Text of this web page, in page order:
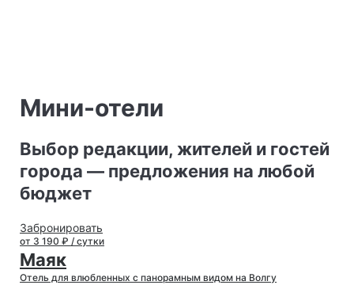
Мини-отели
Выбор редакции, жителей и гостей
города — предложения на любой
бюджет
Забронировать
от 3 190 ₽ / сутки
Маяк
Отель для влюбленных с панорамным видом на Волгу